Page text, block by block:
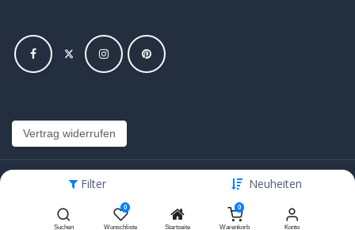
Filter Neuheiten
Suchen
0
Wunschliste Startseite
0
Warenkorb Konto
Vertrag widerrufen
Copyright © Hajus AG - Alle Rechte vorbehalten
Bearbeite Einstellungen